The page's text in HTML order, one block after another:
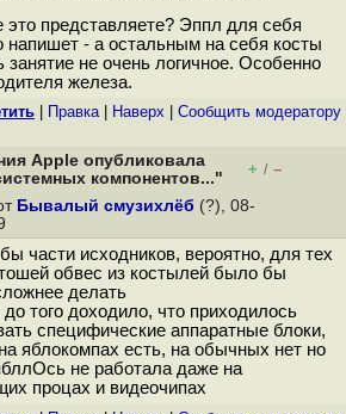
это представляете? Эппл для себя
напишет - а остальным на себя косты
занятие не очень логичное. Особенно
железа.
Правка| Наверх Cообщить модератору
Apple опубликовала
компонентов..."
+ / –
Бывалый смузихлёб (?), 08-
части исходников, вероятно, для тех
обвес из костылей было бы
делать
того доходило, что приходилось
специфические аппаратные блоки,
яблокомпах есть, на обычных нет но
не работала даже на
процах и видеочипах